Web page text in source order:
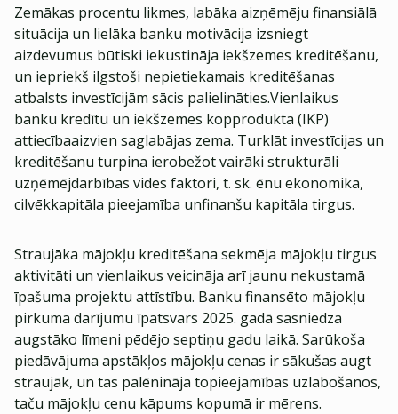
Zemākas procentu likmes, labāka aizņēmēju finansiālā
situācija un lielāka banku motivācija izsniegt
aizdevumus būtiski iekustināja iekšzemes kreditēšanu,
un iepriekš ilgstoši nepietiekamais kreditēšanas
atbalsts investīcijām sācis palielināties.Vienlaikus
banku kredītu un iekšzemes kopprodukta (IKP)
attiecībaaizvien saglabājas zema. Turklāt investīcijas un
kreditēšanu turpina ierobežot vairāki strukturāli
uzņēmējdarbības vides faktori, t. sk. ēnu ekonomika,
cilvēkkapitāla pieejamība unfinanšu kapitāla tirgus.
Straujāka mājokļu kreditēšana sekmēja mājokļu tirgus
aktivitāti un vienlaikus veicināja arī jaunu nekustamā
īpašuma projektu attīstību. Banku finansēto mājokļu
pirkuma darījumu īpatsvars 2025. gadā sasniedza
augstāko līmeni pēdējo septiņu gadu laikā. Sarūkoša
piedāvājuma apstākļos mājokļu cenas ir sākušas augt
straujāk, un tas palēnināja topieejamības uzlabošanos,
taču mājokļu cenu kāpums kopumā ir mērens.